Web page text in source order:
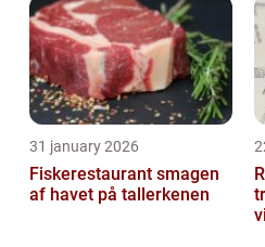
31 january 2026
Fiskerestaurant smagen
af havet på tallerkenen